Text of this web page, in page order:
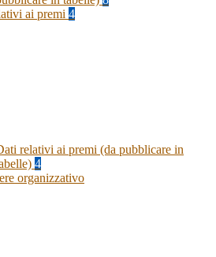
ai premi 4
relativi ai premi (da pubblicare in
4
organizzativo